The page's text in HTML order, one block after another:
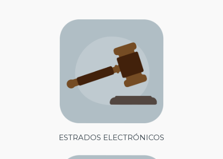
ESTRADOS ELECTRÓNICOS